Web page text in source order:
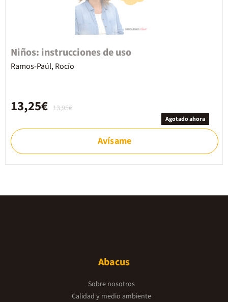
Niños: instrucciones de uso
Ramos-Paúl, Rocío
13,95€
13,25€
Agotado ahora
Avísame
Abacus
Sobre nosotros
Calidad y medio ambiente